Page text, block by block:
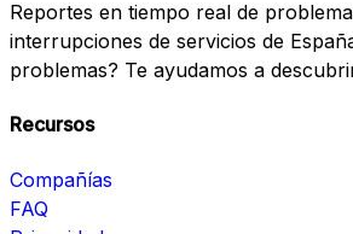
Reportes en tiempo real de
interrupciones de servicios de
problemas? Te ayudamos a
Recursos
Compañías
FAQ